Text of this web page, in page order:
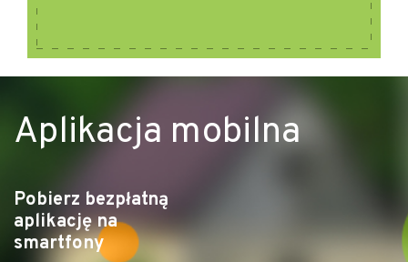
Aplikacja mobilna
Pobierz bezpłatną
aplikację na
smartfony